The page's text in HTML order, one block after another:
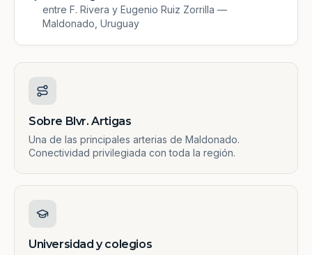
entre F. Rivera y Eugenio Ruiz Zorrilla —
Maldonado, Uruguay
Sobre Blvr. Artigas
Una de las principales arterias de Maldonado.
Conectividad privilegiada con toda la región.
Universidad y colegios